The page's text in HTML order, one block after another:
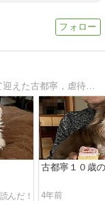
元ドッグトレーナーが8ヶ月齢近くになって迎えた古都寧，虐待から咬みっ子になって保護された空音との日常を，ご近所やワン友との交流を交えながら綴ります。
古都寧１０歳
4年前